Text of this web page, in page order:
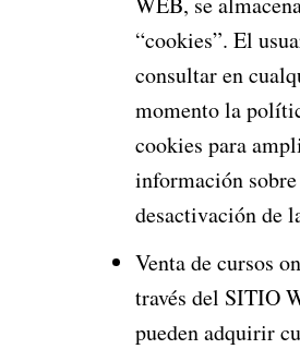
“cookies”. El
consultar en
momento la
cookies para
información
desactivación de
Venta de cursos
través del SITIO
pueden adquirir